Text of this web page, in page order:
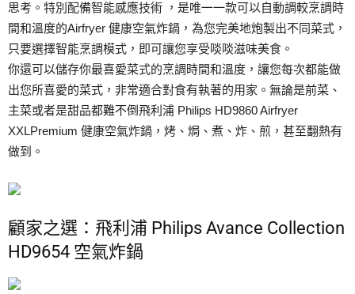
思考。特別配備智能感應技術 ，是唯一一款可以自動調較烹調時
間和溫度的Airfryer 健康空氣炸鍋，為您完美地炮製出不同菜式，
只要選擇智能烹調模式，即可讓您享受啖啖滋味美食。
你還可以儲存你最喜愛菜式的烹調時間和溫度，讓您每次都能做
出您所喜愛的菜式，非常適合對食有執著的用家。無論是前菜、
主菜或者是甜品都難不倒飛利浦 Philips HD9860 Airfryer
XXLPremium 健康空氣炸鍋，烤、焗、煮、炸、煎，甚至翻熱有
做到。
顧家之選：飛利浦 Philips Avance Collection
HD9654 空氣炸鍋